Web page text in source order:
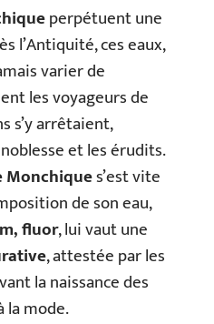
perpétuent une
l’Antiquité, ces eaux,
varier de
les voyageurs de
s’y arrêtaient,
et les érudits.
Monchiques’est vite
de son eau,
fluor, lui vaut une
, attestée par les
la naissance des
la mode.